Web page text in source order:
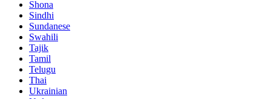
Shona
Sindhi
Sundanese
Swahili
Tajik
Tamil
Telugu
Thai
Ukrainian